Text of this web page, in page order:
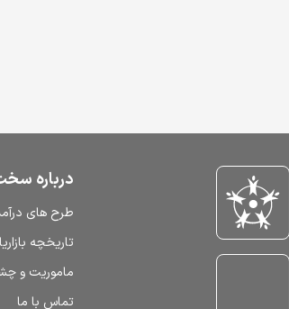
درباره
طرح‌ های
تاریخچه
ماموریت و
تماس با ما